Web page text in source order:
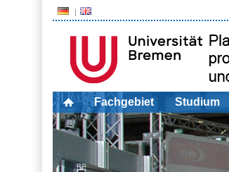
Fachgebiet Studium